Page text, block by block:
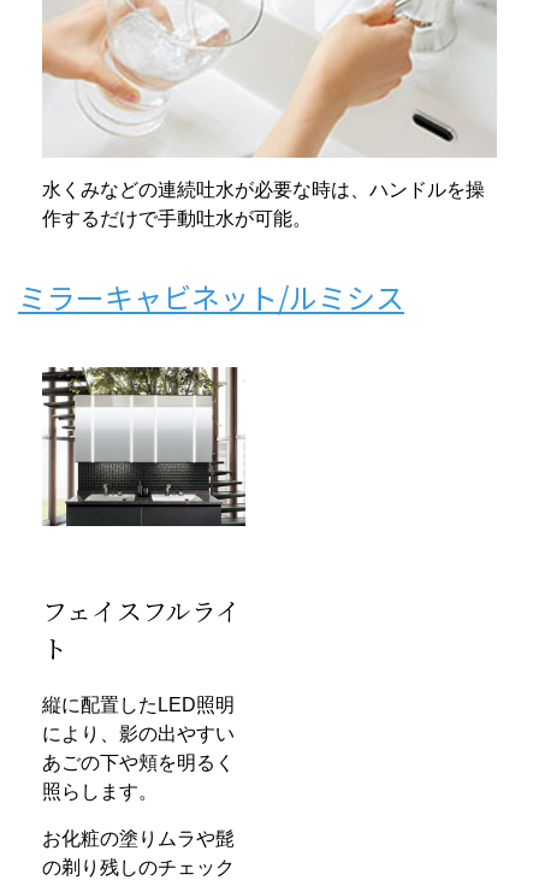
水くみなどの連続吐水が必要な時は、ハンドルを操
作するだけで手動吐水が可能。
ミラーキャビネット/ルミシス
フェイスフルライ
ト
縦に配置したLED照明
により、影の出やすい
あごの下や頬を明るく
照らします。
お化粧の塗りムラや髭
の剃り残しのチェック